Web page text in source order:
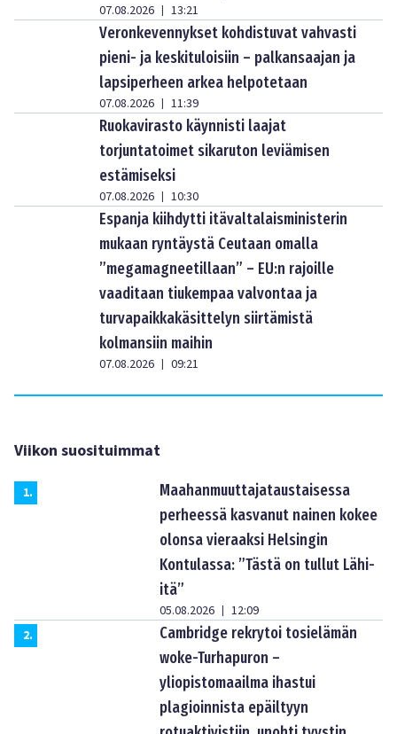
07.08.2026 | 13:21
Veronkevennykset kohdistuvat vahvasti
pieni- ja keskituloisiin – palkansaajan ja
lapsiperheen arkea helpotetaan
07.08.2026 | 11:39
Ruokavirasto käynnisti laajat
torjuntatoimet sikaruton leviämisen
estämiseksi
07.08.2026 | 10:30
Espanja kiihdytti itävaltalaisministerin
mukaan ryntäystä Ceutaan omalla
”megamagneetillaan” – EU:n rajoille
vaaditaan tiukempaa valvontaa ja
turvapaikkakäsittelyn siirtämistä
kolmansiin maihin
07.08.2026 | 09:21
Viikon suosituimmat
1.
Maahanmuuttajataustaisessa
perheessä kasvanut nainen kokee
olonsa vieraaksi Helsingin
Kontulassa: ”Tästä on tullut Lähi-
itä”
05.08.2026 | 12:09
2.
Cambridge rekrytoi tosielämän
woke-Turhapuron –
yliopistomaailma ihastui
plagioinnista epäiltyyn